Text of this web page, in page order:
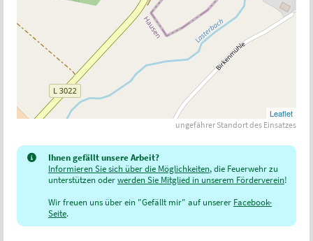
Leaflet
ungefährer Standort des Einsatzes
Ihnen gefällt unsere Arbeit?
Informieren Sie sich über die Möglichkeiten, die Feuerwehr zu
unterstützen oderwerden Sie Mitglied in unserem Förderverein!
Wir freuen uns über ein "Gefällt mir" auf unserer Facebook-
Seite.